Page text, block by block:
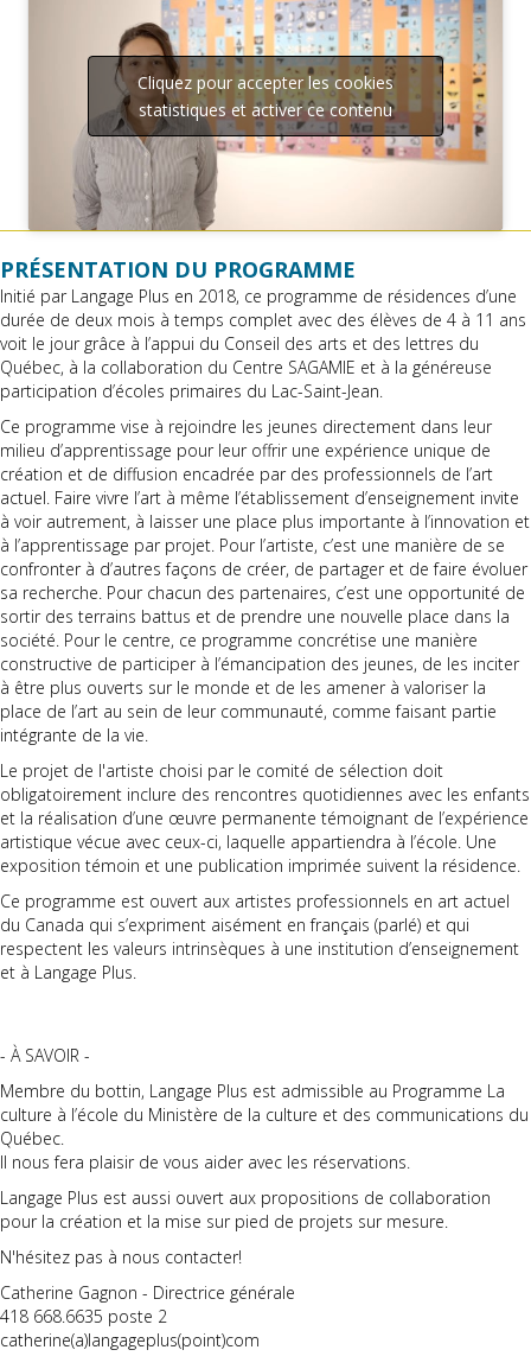
Cliquez pour accepter les cookies
statistiques et activer ce contenu
PRÉSENTATION DU PROGRAMME
Initié par Langage Plus en 2018, ce programme de résidences d’une
durée de deux mois à temps complet avec des élèves de 4 à 11 ans
voit le jour grâce à l’appui du Conseil des arts et des lettres du
Québec, à la collaboration du Centre SAGAMIE et à la généreuse
participation d’écoles primaires du Lac-Saint-Jean.
Ce programme vise à rejoindre les jeunes directement dans leur
milieu d’apprentissage pour leur offrir une expérience unique de
création et de diffusion encadrée par des professionnels de l’art
actuel. Faire vivre l’art à même l’établissement d’enseignement invite
à voir autrement, à laisser une place plus importante à l’innovation et
à l’apprentissage par projet. Pour l’artiste, c’est une manière de se
confronter à d’autres façons de créer, de partager et de faire évoluer
sa recherche. Pour chacun des partenaires, c’est une opportunité de
sortir des terrains battus et de prendre une nouvelle place dans la
société. Pour le centre, ce programme concrétise une manière
constructive de participer à l’émancipation des jeunes, de les inciter
à être plus ouverts sur le monde et de les amener à valoriser la
place de l’art au sein de leur communauté, comme faisant partie
intégrante de la vie.
Le projet de l'artiste choisi par le comité de sélection doit
obligatoirement inclure des rencontres quotidiennes avec les enfants
et la réalisation d’une œuvre permanente témoignant de l’expérience
artistique vécue avec ceux-ci, laquelle appartiendra à l’école. Une
du Canada qui s’expriment aisément en français (parlé) et qui
et à Langage Plus.
Membre du bottin, Langage Plus est admissible au Programme La
Québec.
Il nous fera plaisir de vous aider avec les réservations.
Langage Plus est aussi ouvert aux propositions de collaboration
pour la création et la mise sur pied de projets sur mesure.